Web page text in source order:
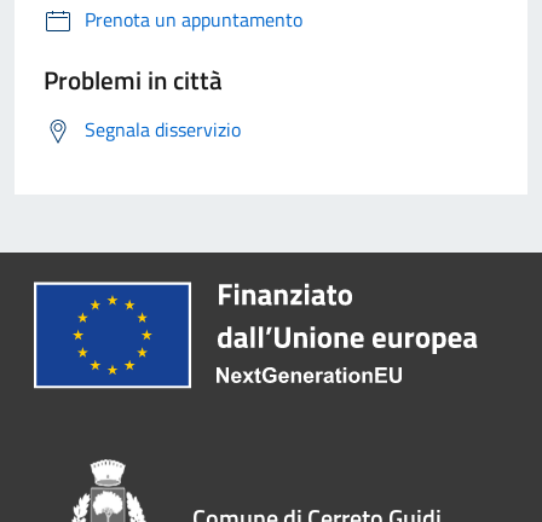
Prenota un appuntamento
Problemi in città
Segnala disservizio